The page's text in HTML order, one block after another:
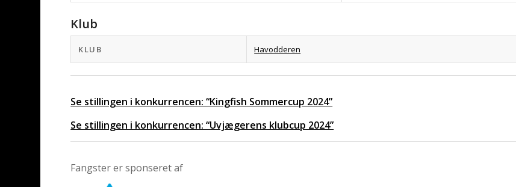
Klub
KLUB Havodderen
Se stillingen i konkurrencen: “Kingfish Sommercup 2024”
Se stillingen i konkurrencen: “Uvjægerens klubcup 2024”
Fangster er sponseret af